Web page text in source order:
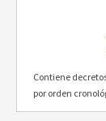
Contiene
por orden